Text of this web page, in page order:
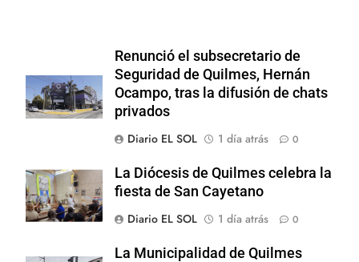
Renunció el subsecretario de
Seguridad de Quilmes, Hernán
Ocampo, tras la difusión de chats
privados
Diario EL SOL
1 día atrás 0
La Diócesis de Quilmes celebra la
fiesta de San Cayetano
Diario EL SOL
1 día atrás 0
La Municipalidad de Quilmes